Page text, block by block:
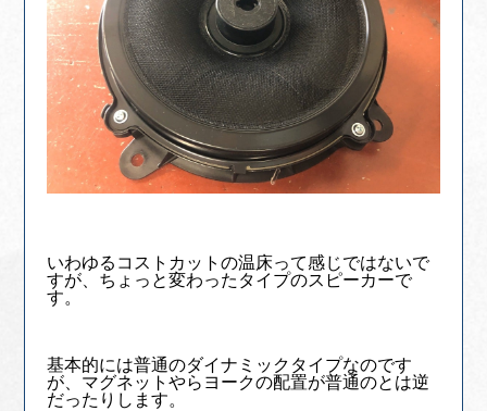
いわゆるコストカットの温床って感じではないで
すが、ちょっと変わったタイプのスピーカーで
す。
基本的には普通のダイナミックタイプなのです
が、マグネットやらヨークの配置が普通のとは逆
だったりします。